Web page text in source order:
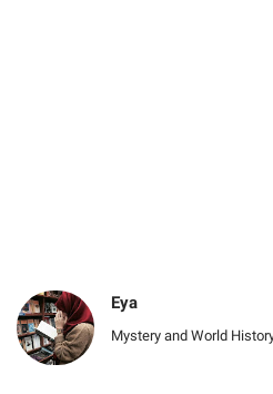
Eya
Mystery and World